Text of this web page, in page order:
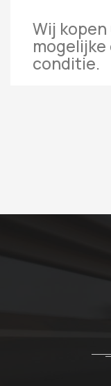
Wij
conditie.